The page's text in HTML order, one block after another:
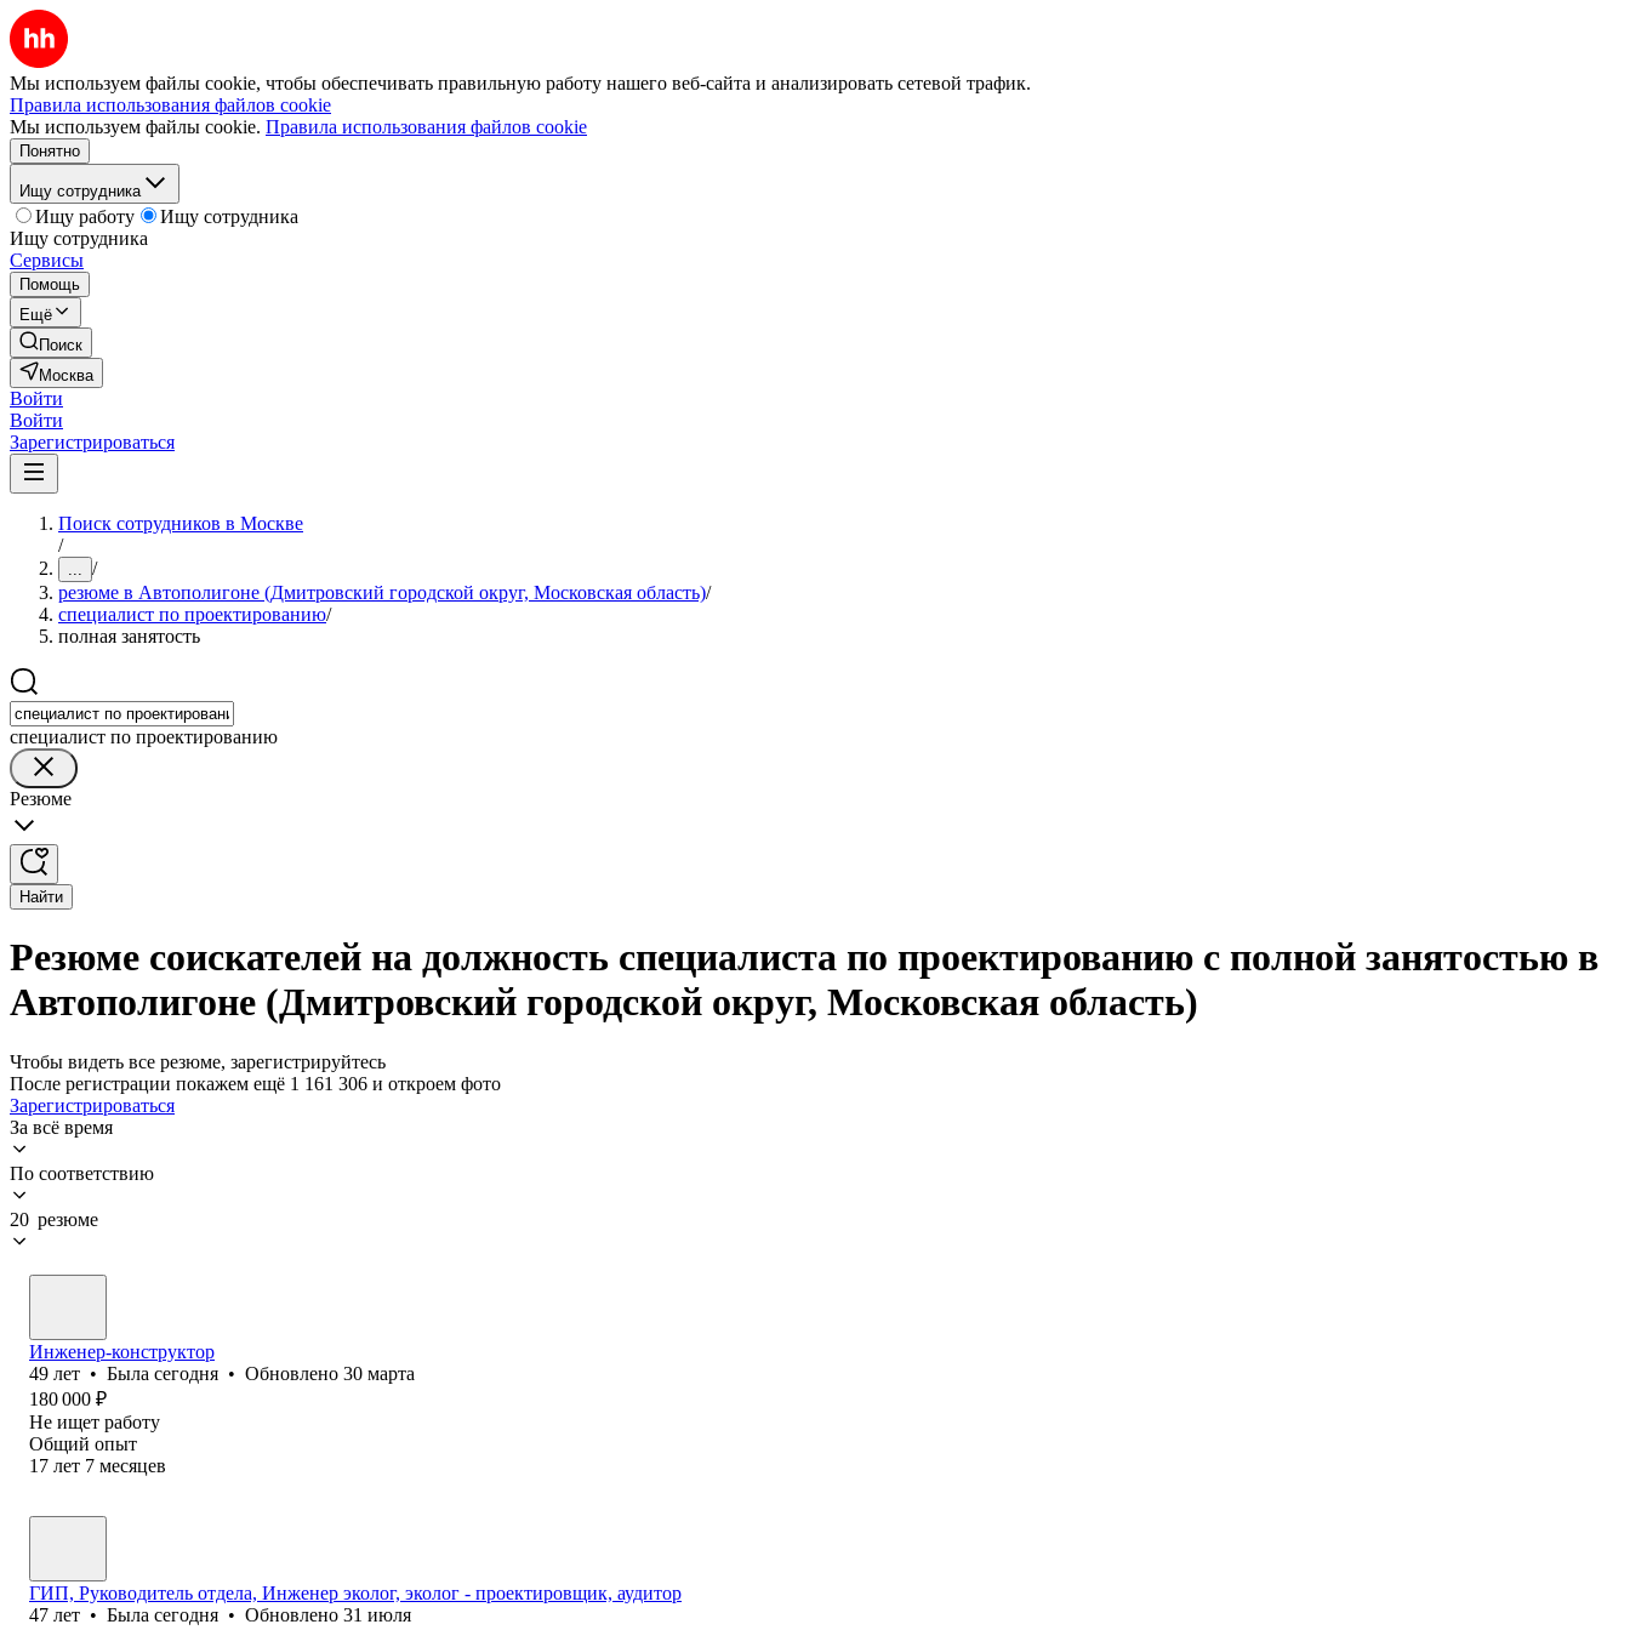
Мы используем файлы cookie, чтобы обеспечивать правильную работу нашего веб-сайта и анализировать сетевой трафик.
Правила использования файлов cookie
Мы используем файлы cookie. Правила использования файлов cookie
Понятно
Ищу сотрудника
Ищу работу
Ищу сотрудника
Ищу сотрудника
Сервисы
Помощь
Ещё
Поиск
Москва
Войти
Войти
Зарегистрироваться
Поиск сотрудников в Москве
/
... /
резюме в Автополигоне (Дмитровский городской округ, Московская область)/
специалист по проектированию/
полная занятость
специалист по проектированию
Резюме
Найти
Резюме соискателей на должность специалиста по проектированию с полной занятостью в
Автополигоне (Дмитровский городской округ, Московская область)
Чтобы видеть все резюме, зарегистрируйтесь
После регистрации покажем ещё 1 161 306 и откроем фото
Зарегистрироваться
За всё время
По соответствию
20 резюме
Инженер-конструктор
49 лет • Была сегодня • Обновлено 30 марта
180 000 ₽
Не ищет работу
Общий опыт
17 лет 7 месяцев
ГИП, Руководитель отдела, Инженер эколог, эколог - проектировщик, аудитор
47 лет • Была сегодня • Обновлено 31 июля